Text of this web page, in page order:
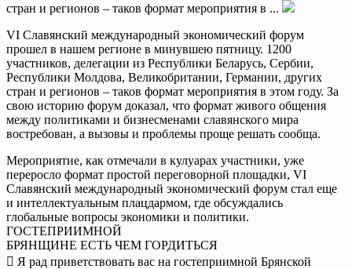
стран и регионов – таков формат мероприятия в ...
VI Славянский международный экономический форум
прошел в нашем регионе в минувшею пятницу. 1200
участников, делегации из Республики Беларусь, Сербии,
Республики Молдова, Великобритании, Германии, других
стран и регионов – таков формат мероприятия в этом году. За
свою историю форум доказал, что формат живого общения
между политиками и бизнесменами славянского мира
востребован, а вызовы и проблемы проще решать сообща.
Мероприятие, как отмечали в кулуарах участники, уже
переросло формат простой переговорной площадки, VI
Славянский международный экономический форум стал еще
и интеллектуальным плацдармом, где обсуждались
глобальные вопросы экономики и политики.
ГОСТЕПРИИМНОЙ
БРЯНЩИНЕ ЕСТЬ ЧЕМ ГОРДИТЬСЯ
 Я рад приветствовать вас на гостеприимной Брянской